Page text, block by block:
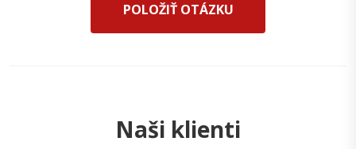
POLOŽIŤ OTÁZKU
Naši klienti